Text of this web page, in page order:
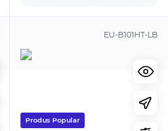
EU-B101HT-LB
Produs Popular